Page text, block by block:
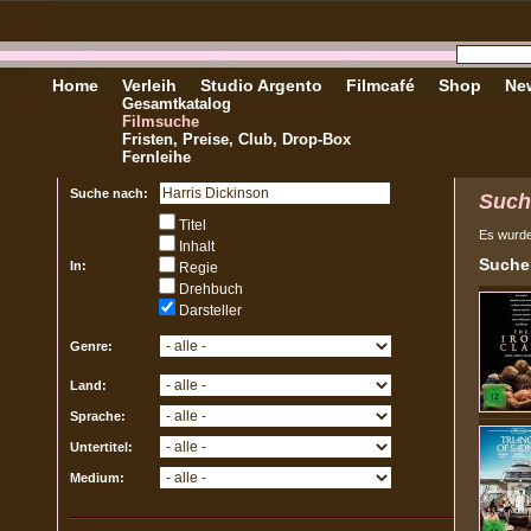
Home Verleih
Gesamtkatalog
Filmsuche
Fristen, Preise, Club, Drop-Box
Fernleihe
Studio Argento Filmcafé Shop
Suche nach:
In:
Titel
Inhalt
Regie
Drehbuch
Darsteller
Genre:
Land:
Sprache:
Untertitel:
Medium:
Es